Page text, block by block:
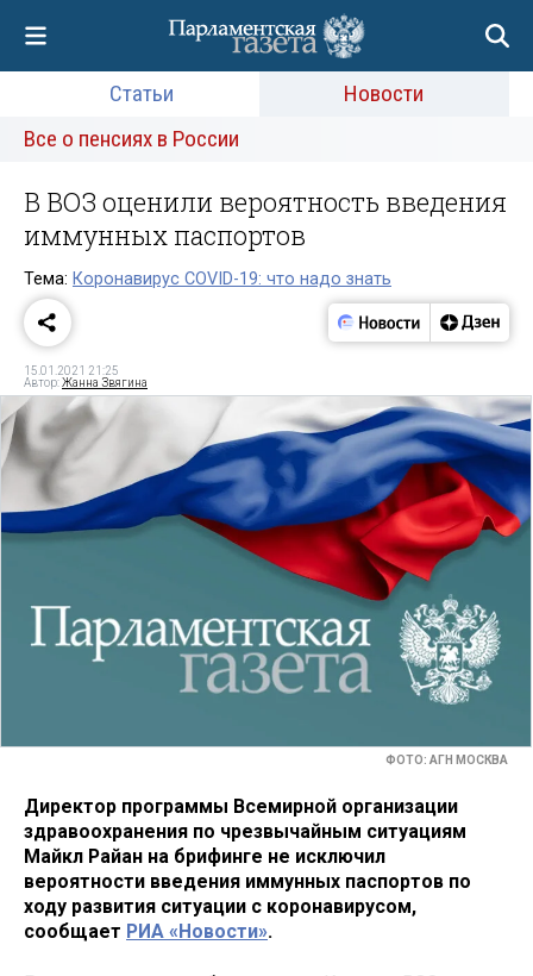
Статьи
Новости
Все о пенсиях в России
В ВОЗ оценили вероятность введения
иммунных паспортов
Тема: Коронавирус COVID-19: что надо знать
15.01.2021 21:25
Автор:Жанна Звягина
ФОТО: АГН МОСКВА
Директор программы Всемирной организации
здравоохранения по чрезвычайным ситуациям
Майкл Райан на брифинге не исключил
вероятности введения иммунных паспортов по
ходу развития ситуации с коронавирусом,
сообщает РИА «Новости».